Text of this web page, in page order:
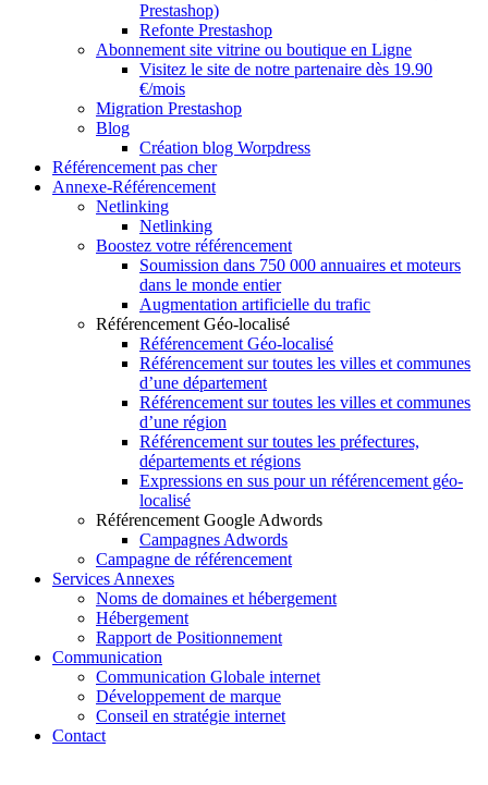
Prestashop)
Refonte Prestashop
Abonnement site vitrine ou boutique en Ligne
Visitez le site de notre partenaire dès 19.90
€/mois
Migration Prestashop
Blog
Création blog Worpdress
Référencement pas cher
Annexe-Référencement
Netlinking
Netlinking
Boostez votre référencement
Soumission dans 750 000 annuaires et moteurs
dans le monde entier
Augmentation artificielle du trafic
Référencement Géo-localisé
Référencement Géo-localisé
Référencement sur toutes les villes et communes
d’une département
Référencement sur toutes les villes et communes
d’une région
Référencement sur toutes les préfectures,
départements et régions
Expressions en sus pour un référencement géo-
localisé
Référencement Google Adwords
Campagnes Adwords
Campagne de référencement
Services Annexes
Noms de domaines et hébergement
Hébergement
Rapport de Positionnement
Communication
Communication Globale internet
Développement de marque
Conseil en stratégie internet
Contact